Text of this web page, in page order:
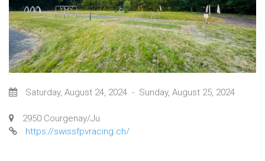
Saturday, August 24, 2024 - Sunday, August 25, 2024
2950 Courgenay/Ju
https://swissfpvracing.ch/